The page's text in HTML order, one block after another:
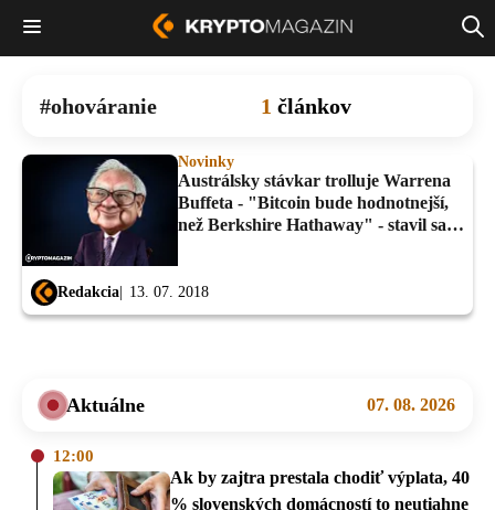
ohováranie 1 článkov
Novinky
Austrálsky stávkar trolluje Warrena
Buffeta - "Bitcoin bude hodnotnejší,
než Berkshire Hathaway" - stavil sa o
Redakcia 13. 07. 2018
Aktuálne 07. 08. 2026
12:00
Ak by zajtra prestala chodiť výplata, 40
% slovenských domácností to neutiahne